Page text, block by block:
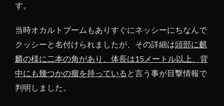
す。
当時オカルトブームもありすぐにネッシーにちなんで
クッシーと名付けられましたが、その詳細は頭部に麒
麟の様に二本の角があり、体長は15メートル以上、背
中にも幾つかの瘤を持っている と言う事が目撃情報で
判明しました。